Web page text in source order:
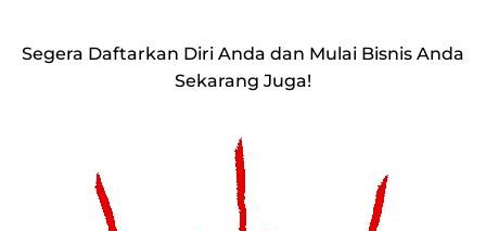
Segera Daftarkan Diri Anda dan Mulai Bisnis Anda
Sekarang Juga!